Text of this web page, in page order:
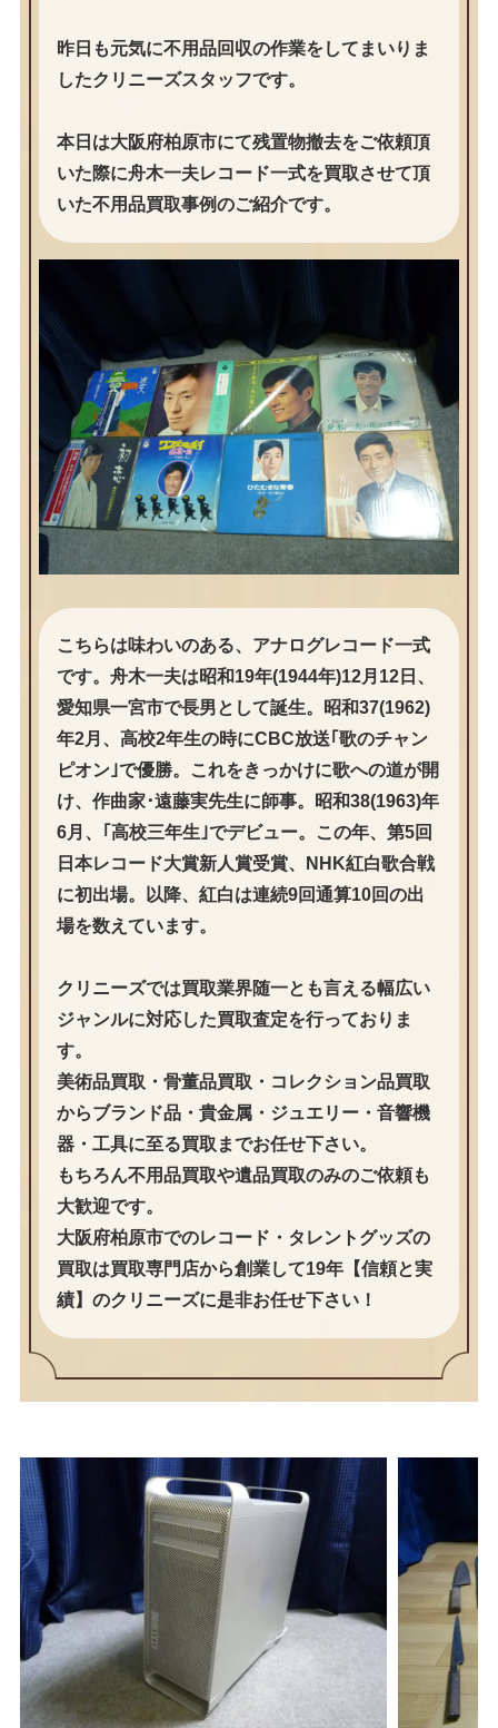
昨日も元気に不用品回収の作業をしてまいりま
したクリニーズスタッフです。
本日は大阪府柏原市にて残置物撤去をご依頼頂
いた際に舟木一夫レコード一式を買取させて頂
いた不用品買取事例のご紹介です。
こちらは味わいのある、アナログレコード一式
です。舟木一夫は昭和19年(1944年)12月12日、
愛知県一宮市で長男として誕生。昭和37(1962)
年2月、高校2年生の時にCBC放送｢歌のチャン
ピオン｣で優勝。これをきっかけに歌への道が開
け、作曲家･遠藤実先生に師事。昭和38(1963)年
6月、｢高校三年生｣でデビュー。この年、第5回
日本レコード大賞新人賞受賞、NHK紅白歌合戦
に初出場。以降、紅白は連続9回通算10回の出
場を数えています。
クリニーズでは買取業界随一とも言える幅広い
ジャンルに対応した買取査定を行っておりま
す。
美術品買取・骨董品買取・コレクション品買取
からブランド品・貴金属・ジュエリー・音響機
器・工具に至る買取までお任せ下さい。
もちろん不用品買取や遺品買取のみのご依頼も
大歓迎です。
大阪府柏原市でのレコード・タレントグッズの
買取は買取専門店から創業して19年【信頼と実
績】のクリニーズに是非お任せ下さい！